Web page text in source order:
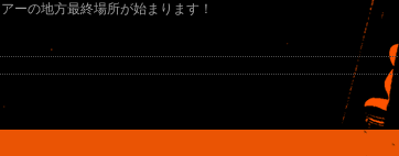
ーの地方最終場所が始まります！